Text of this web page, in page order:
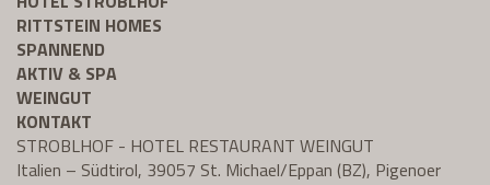
RITTSTEIN HOMES
SPANNEND
AKTIV & SPA
WEINGUT
KONTAKT
STROBLHOF - HOTEL RESTAURANT WEINGUT
Italien – Südtirol, 39057 St. Michael/Eppan (BZ), Pigenoer